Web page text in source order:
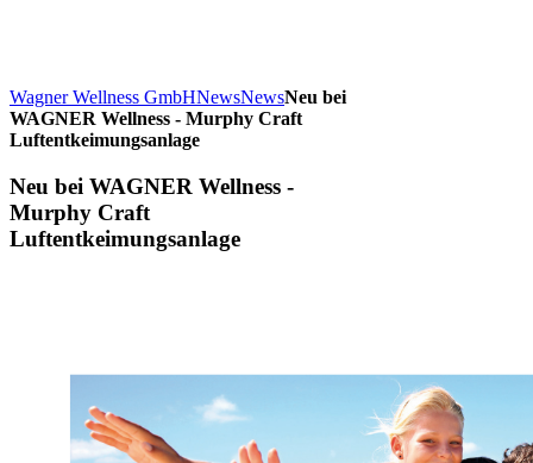
Wagner Wellness GmbHNewsNewsNeu bei
WAGNER Wellness - Murphy Craft
Luftentkeimungsanlage
Neu bei WAGNER Wellness -
Murphy Craft
Luftentkeimungsanlage